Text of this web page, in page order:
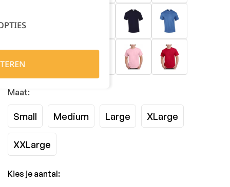
Maat:
Small Medium Large XLarge
XXLarge
Kies je aantal: